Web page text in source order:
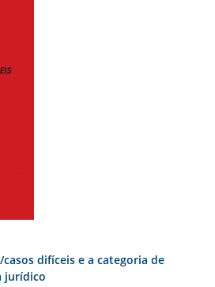
difíceis e a categoria de
jurídico